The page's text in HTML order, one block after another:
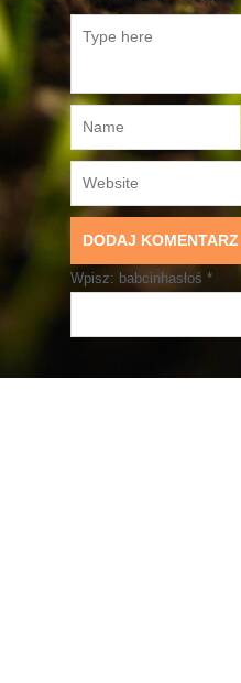
Wpisz: babcinhasłoś *